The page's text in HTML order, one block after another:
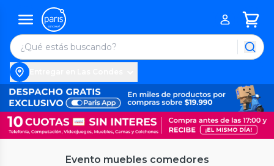
Evento muebles comedores